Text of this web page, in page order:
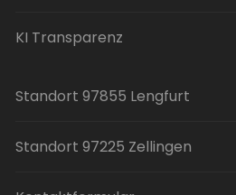
KI Transparenz
Standort 97855 Lengfurt
Standort 97225 Zellingen